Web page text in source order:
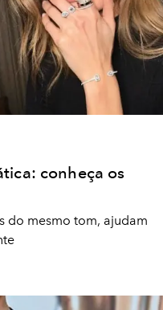
conheça os
do mesmo tom, ajudam